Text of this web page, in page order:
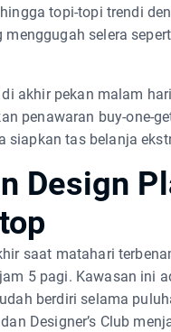
topi-topi trendi
menggugah selera
akhir pekan malam
penawaran buy-one-
siapkan tas belanja
Design
saat matahari
5 pagi. Kawasan ini
berdiri selama
Designer’s Club